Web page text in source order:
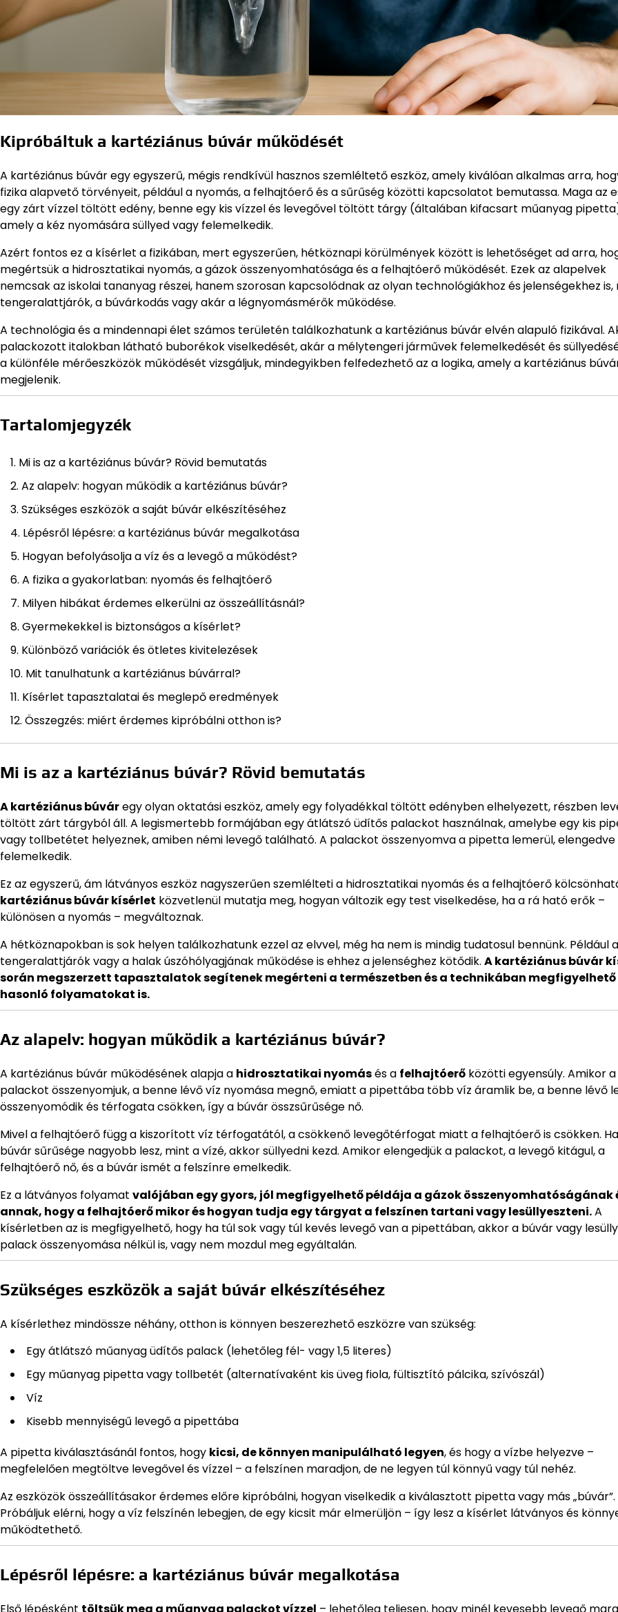
Kipróbáltuk a kartéziánus búvár működését
A kartéziánus búvár egy egyszerű, mégis rendkívül hasznos szemléltető eszköz, amely kiválóan alkalmas arra,
fizika alapvető törvényeit, például a nyomás, a felhajtóerő és a sűrűség közötti kapcsolatot bemutassa. Maga az
egy zárt vízzel töltött edény, benne egy kis vízzel és levegővel töltött tárgy (általában kifacsart műanyag
amely a kéz nyomására süllyed vagy felemelkedik.
Azért fontos ez a kísérlet a fizikában, mert egyszerűen, hétköznapi körülmények között is lehetőséget ad arra,
megértsük a hidrosztatikai nyomás, a gázok összenyomhatósága és a felhajtóerő működését. Ezek az alapelvek
nemcsak az iskolai tananyag részei, hanem szorosan kapcsolódnak az olyan technológiákhoz és jelenségekhez is,
tengeralattjárók, a búvárkodás vagy akár a légnyomásmérők működése.
A technológia és a mindennapi élet számos területén találkozhatunk a kartéziánus búvár elvén alapuló fizikával.
palackozott italokban látható buborékok viselkedését, akár a mélytengeri járművek felemelkedését és
a különféle mérőeszközök működését vizsgáljuk, mindegyikben felfedezhető az a logika, amely a kartéziánus
megjelenik.
Tartalomjegyzék
Mi is az a kartéziánus búvár? Rövid bemutatás
Az alapelv: hogyan működik a kartéziánus búvár?
Szükséges eszközök a saját búvár elkészítéséhez
Lépésről lépésre: a kartéziánus búvár megalkotása
Hogyan befolyásolja a víz és a levegő a működést?
A fizika a gyakorlatban: nyomás és felhajtóerő
Milyen hibákat érdemes elkerülni az összeállításnál?
Gyermekekkel is biztonságos a kísérlet?
Különböző variációk és ötletes kivitelezések
Mit tanulhatunk a kartéziánus búvárral?
Kísérlet tapasztalatai és meglepő eredmények
Összegzés: miért érdemes kipróbálni otthon is?
Mi is az a kartéziánus búvár? Rövid bemutatás
A kartéziánus búváregy olyan oktatási eszköz, amely egy folyadékkal töltött edényben elhelyezett, részben
töltött zárt tárgyból áll. A legismertebb formájában egy átlátszó üdítős palackot használnak, amelybe egy kis
vagy tollbetétet helyeznek, amiben némi levegő található. A palackot összenyomva a pipetta lemerül, elengedve
felemelkedik.
Ez az egyszerű, ám látványos eszköz nagyszerűen szemlélteti a hidrosztatikai nyomás és a felhajtóerő
kartéziánus búvár kísérlet közvetlenül mutatja meg, hogyan változik egy test viselkedése, ha a rá ható erők –
különösen a nyomás – megváltoznak.
A hétköznapokban is sok helyen találkozhatunk ezzel az elvvel, még ha nem is mindig tudatosul bennünk. Például a
tengeralattjárók vagy a halak úszóhólyagjának működése is ehhez a jelenséghez kötődik. A kartéziánus búvár
során megszerzett tapasztalatok segítenek megérteni a természetben és a technikában megfigyelhető
hasonló folyamatokat is.
Az alapelv: hogyan működik a kartéziánus búvár?
A kartéziánus búvár működésének alapja a hidrosztatikai nyomásés a felhajtóerő közötti egyensúly. Amikor a
palackot összenyomjuk, a benne lévő víz nyomása megnő, emiatt a pipettába több víz áramlik be, a benne lévő
összenyomódik és térfogata csökken, így a búvár összsűrűsége nő.
Mivel a felhajtóerő függ a kiszorított víz térfogatától, a csökkenő levegőtérfogat miatt a felhajtóerő is csökken.
búvár sűrűsége nagyobb lesz, mint a vízé, akkor süllyedni kezd. Amikor elengedjük a palackot, a levegő kitágul, a
felhajtóerő nő, és a búvár ismét a felszínre emelkedik.
Ez a látványos folyamat valójában egy gyors, jól megfigyelhető példája a gázok összenyomhatóságának
annak, hogy a felhajtóerő mikor és hogyan tudja egy tárgyat a felszínen tartani vagy lesüllyeszteni.A
kísérletben az is megfigyelhető, hogy ha túl sok vagy túl kevés levegő van a pipettában, akkor a búvár vagy
palack összenyomása nélkül is, vagy nem mozdul meg egyáltalán.
Szükséges eszközök a saját búvár elkészítéséhez
A kísérlethez mindössze néhány, otthon is könnyen beszerezhető eszközre van szükség:
Egy átlátszó műanyag üdítős palack (lehetőleg fél- vagy 1,5 literes)
Egy műanyag pipetta vagy tollbetét (alternatívaként kis üveg fiola, fültisztító pálcika, szívószál)
Víz
Kisebb mennyiségű levegő a pipettába
A pipetta kiválasztásánál fontos, hogy kicsi, de könnyen manipulálható legyen, és hogy a vízbe helyezve –
megfelelően megtöltve levegővel és vízzel – a felszínen maradjon, de ne legyen túl könnyű vagy túl nehéz.
Az eszközök összeállításakor érdemes előre kipróbálni, hogyan viselkedik a kiválasztott pipetta vagy más „búvár”.
Próbáljuk elérni, hogy a víz felszínén lebegjen, de egy kicsit már elmerüljön – így lesz a kísérlet látványos és
működtethető.
Lépésről lépésre: a kartéziánus búvár megalkotása
Első lépésként töltsük meg a műanyag palackot vízzel – lehetőleg teljesen, hogy minél kevesebb levegő